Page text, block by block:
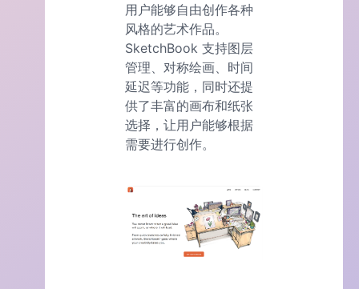
用户能够自由创作各种
风格的艺术作品。
SketchBook 支持图层
管理、对称绘画、时间
延迟等功能，同时还提
供了丰富的画布和纸张
选择，让用户能够根据
需要进行创作。